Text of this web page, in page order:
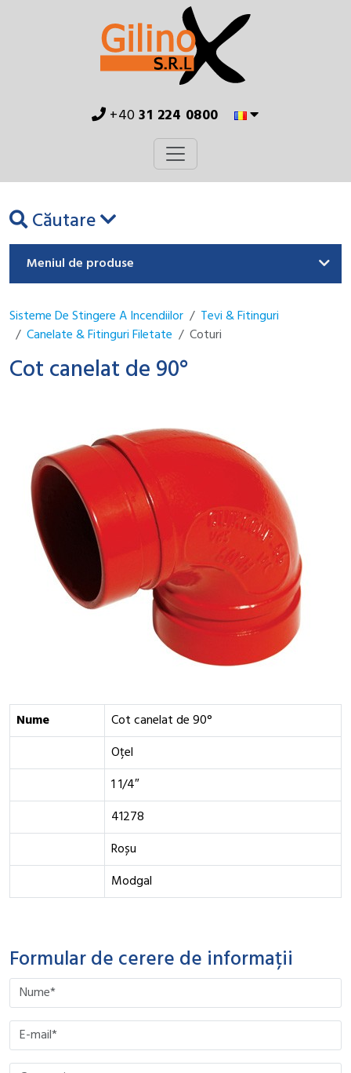
+4031 224 0800
Căutare
Meniul de produse
Sisteme De Stingere A Incendiilor
Tevi & Fitinguri
Canelate & Fitinguri Filetate
Coturi
Cot canelat de 90°
Nume
Cot canelat de 90°
Oțel
1 1/4″
41278
Roșu
Modgal
Formular de cerere de informații
Please leave this field empty.
Please leave this field empty.
Please leave this field empty.
Please leave this field empty.